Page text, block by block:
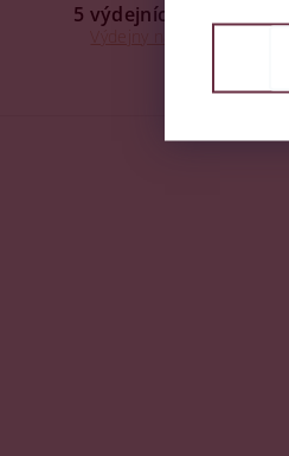
5 výdejních míst v Praze